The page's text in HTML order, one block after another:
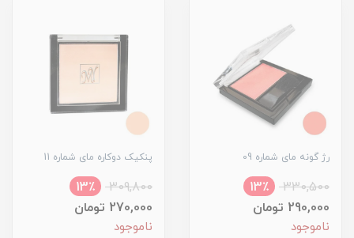
رژ گونه مای شماره 09
330,500
13٪
290,000 تومان
ناموجود
پنکیک دوکاره مای شماره 11
309,800
13٪
270,000 تومان
ناموجود